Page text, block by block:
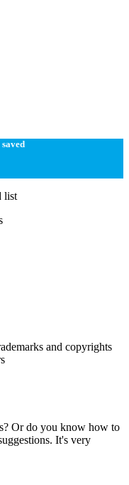
list
and copyrights
Or do you know how to
It's very